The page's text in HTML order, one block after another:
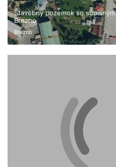
Stavebný pozemok so
Brezno
Brezno